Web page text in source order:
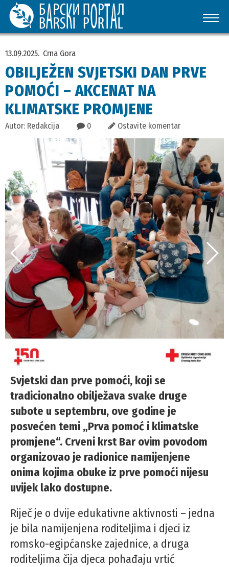
13.09.2025. Crna Gora
OBILJEŽEN SVJETSKI DAN PRVE
POMOĆI – AKCENAT NA
KLIMATSKE PROMJENE
Autor: Redakcija 0 Ostavite komentar
Svjetski dan prve pomoći, koji se
tradicionalno obilježava svake druge
subote u septembru, ove godine je
posvećen temi „Prva pomoć i klimatske
promjene“. Crveni krst Bar ovim povodom
organizovao je radionice namijenjene
onima kojima obuke iz prve pomoći nijesu
uvijek lako dostupne.
Riječ je o dvije edukativne aktivnosti – jedna
je bila namijenjena roditeljima i djeci iz
romsko-egipćanske zajednice, a druga
roditeljima čija djeca pohađaju vrtić